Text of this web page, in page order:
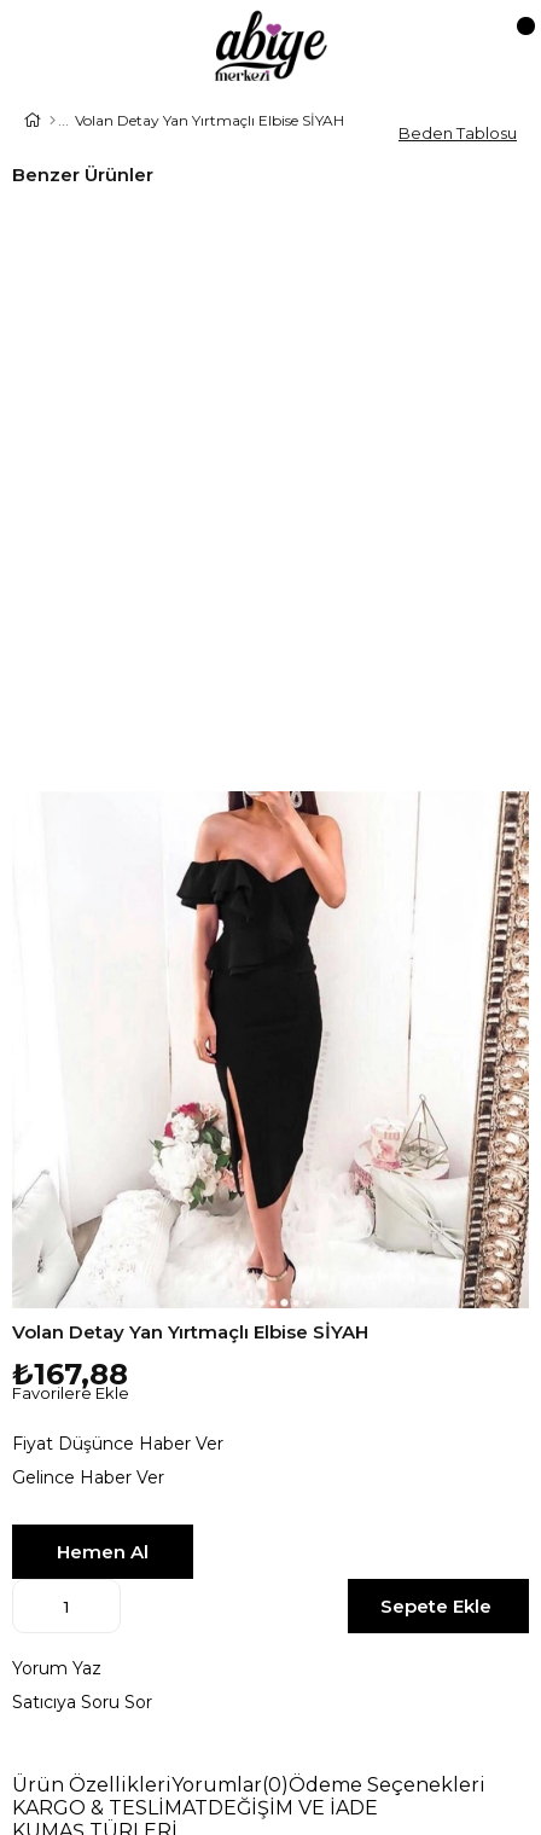
Volan Detay Yan Yırtmaçlı Elbise SİYAH
Benzer Ürünler
Volan Detay Yan Yırtmaçlı Elbise SİYAH
₺167,88
Favorilere Ekle
Fiyat Düşünce Haber Ver
Gelince Haber Ver
Yorum Yaz
Satıcıya Soru Sor
Ürün ÖzellikleriYorumlar(0)Ödeme Seçenekleri
KARGO & TESLİMAT DEĞİŞİM VE İADE
Beden Tablosu